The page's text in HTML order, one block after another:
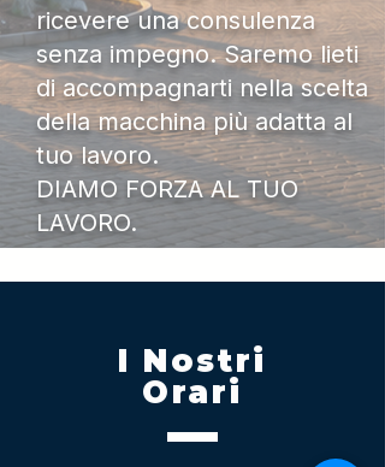
ricevere una consulenza
senza impegno. Saremo lieti
di accompagnarti nella scelta
della macchina più adatta al
tuo lavoro.
DIAMO FORZA AL TUO
LAVORO.
I Nostri
Orari